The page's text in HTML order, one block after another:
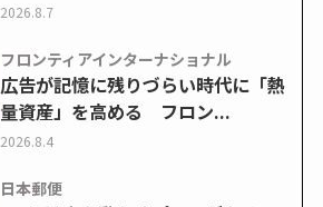
2026.8.7
フロンティアインターナショナル
広告が記憶に残りづらい時代に「熱
量資産」を高める フロン...
2026.8.4
日本郵便